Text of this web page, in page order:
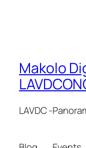
Makolo
LAVDC -